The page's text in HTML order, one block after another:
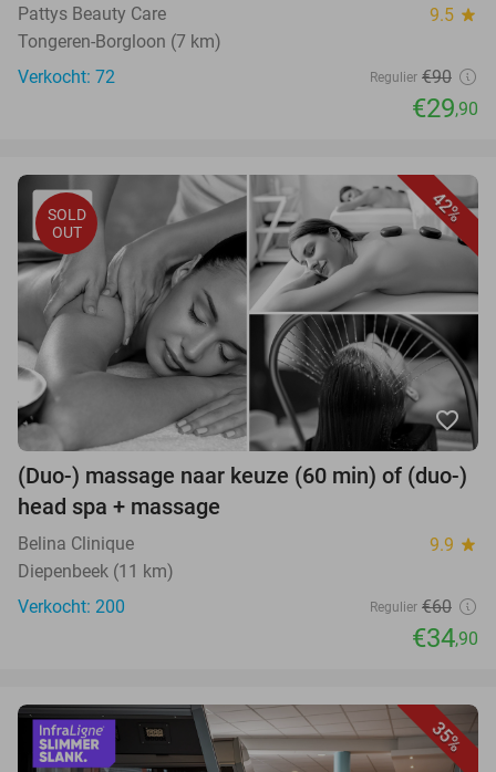
Pattys Beauty Care 9.5 star
Tongeren-Borgloon (7 km)
Verkocht: 72
Regulier €90
€29,90
42%
SOLD
OUT
favorite_border
(Duo-) massage naar keuze (60 min) of (duo-)
head spa + massage
Belina Clinique 9.9 star
Diepenbeek (11 km)
Verkocht: 200
Regulier €60
€34,90
35%